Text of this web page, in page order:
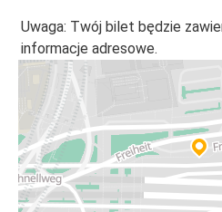
Uwaga: Twój bilet będzie
informacje adresowe.